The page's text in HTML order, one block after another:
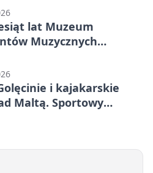
lat Muzeum
Muzycznych
i kajakarskie
Maltą. Sportowy